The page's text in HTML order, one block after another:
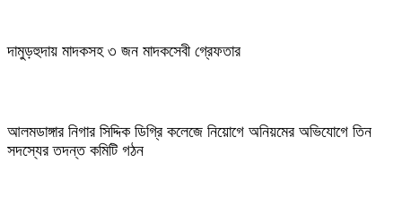
দামুড়হুদায় মাদকসহ ৩ জন মাদকসেবী গ্রেফতার
আলমডাঙ্গার নিগার সিদ্দিক ডিগ্রি কলেজে নিয়োগে অনিয়মের অভিযোগে তিন
সদস্যের তদন্ত কমিটি গঠন